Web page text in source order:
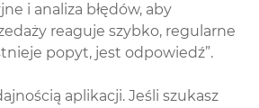
i analiza błędów, aby
reaguje szybko, regularne
popyt, jest odpowiedź”.
aplikacji. Jeśli szukasz